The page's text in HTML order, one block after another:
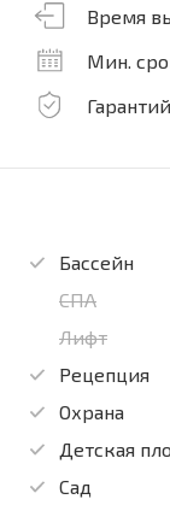
Время
Мин.
Бассейн
СПА
Лифт
Рецепция
Охрана
Детская
Сад